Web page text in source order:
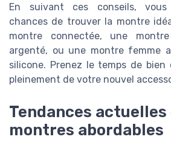
En suivant ces conseils, vous
chances de trouver la montre
montre connectée, une
argenté, ou une montre femme
silicone. Prenez le temps de bien
pleinement de votre nouvel
Tendances actuelles
montres abordables